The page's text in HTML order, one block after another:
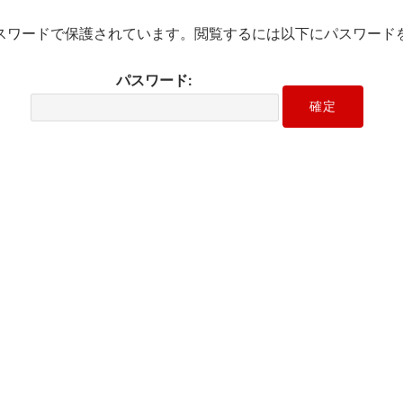
ワードで保護されています。閲覧するには以下にパスワード
パスワード: